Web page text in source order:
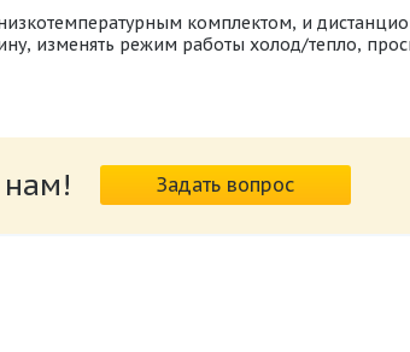
комплектом, и
изменять режим работы холод/тепло,
нам! Задать вопрос